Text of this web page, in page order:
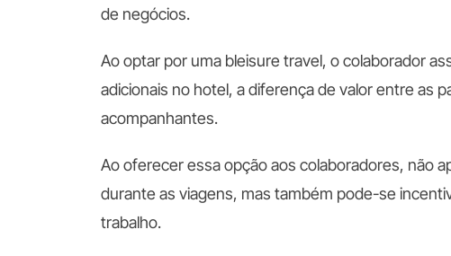
de negócios.
Ao optar por uma bleisure travel, o colaborador
adicionais no hotel, a diferença de valor entre as
acompanhantes.
Ao oferecer essa opção aos colaboradores, não
durante as viagens, mas também pode-se
trabalho.